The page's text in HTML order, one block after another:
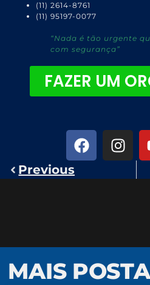
(11) 2614-8761
(11) 95197-0077
“Nada é tão urgente
com segurança”
FAZER UM
Previous
MAIS